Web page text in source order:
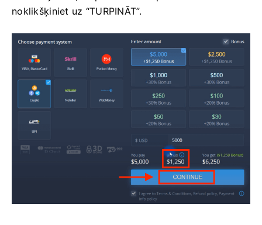
noklikšķiniet uz “TURPINĀT”.